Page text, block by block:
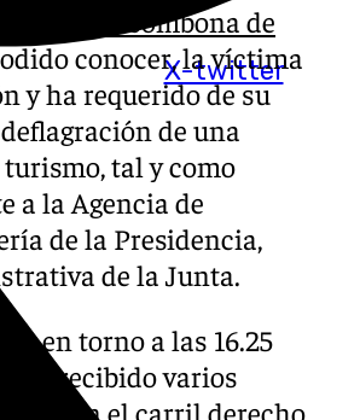
X-twitter
de una bombona de
conocer, la víctima
y ha requerido de su
de una
turismo, tal y como
a la Agencia de
de la Presidencia,
de la Junta.
y en torno a las 16.25
ha recibido varios
en el carril derecho